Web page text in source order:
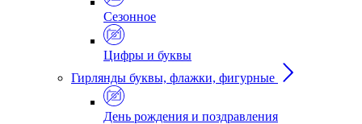
Сезонное
Цифры и буквы
Гирлянды буквы, флажки, фигурные
День рождения и поздравления